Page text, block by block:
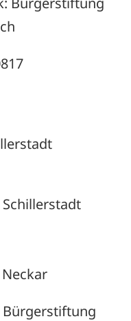
Bürgerstiftung